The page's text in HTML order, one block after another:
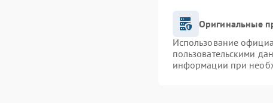
Оригинальные
Использование
пользовательскими
информации при